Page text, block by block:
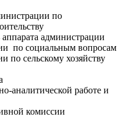
по
администрации
по социальным вопросам
по сельскому хозяйству
аналитической работе и
комиссии